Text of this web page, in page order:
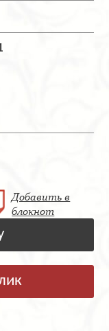
Добавить в
блокнот